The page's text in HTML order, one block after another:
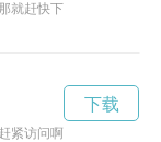
就赶快下载元链加速器
紧访问啊哈加速器官网，
下载